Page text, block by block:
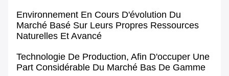
Environnement En Cours D'évolution Du
Marché Basé Sur Leurs Propres Ressources
Naturelles Et Avancé
Technologie De Production, Afin D'occuper Une
Part Considérable Du Marché Bas De Gamme